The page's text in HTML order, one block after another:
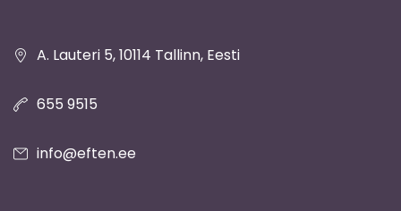
A. Lauteri 5, 10114 Tallinn, Eesti
655 9515
info@eften.ee